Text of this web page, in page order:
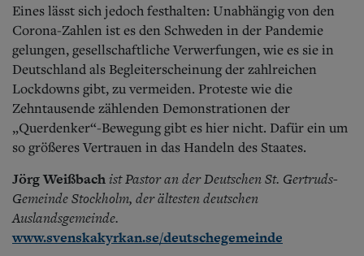
Eines lässt sich jedoch festhalten: Unabhängig von den
Corona-Zahlen ist es den Schweden in der Pandemie
gelungen, gesellschaftliche Verwerfungen, wie es sie in
Deutschland als Begleiterscheinung der zahlreichen
Lockdowns gibt, zu vermeiden. Proteste wie die
Zehntausende zählenden Demonstrationen der
„Querdenker“-Bewegung gibt es hier nicht. Dafür ein um
so größeres Vertrauen in das Handeln des Staates.
Jörg Weißbachist Pastor an der Deutschen St. Gertruds-
Gemeinde Stockholm, der ältesten deutschen
Auslandsgemeinde.
www.svenskakyrkan.se/deutschegemeinde